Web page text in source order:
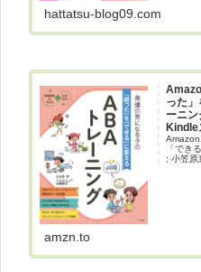
hattatsu-blog09.com
った
ーニ
Kindle
「でき
: 小笠原
amzn.to